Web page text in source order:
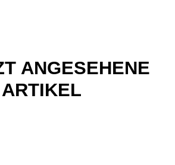
ANGESEHENE
ARTIKEL